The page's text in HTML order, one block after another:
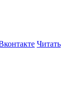
Читать